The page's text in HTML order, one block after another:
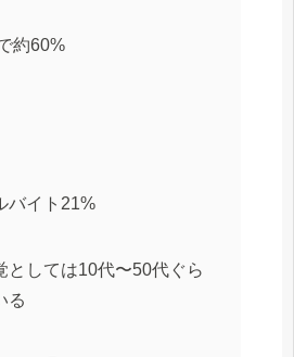
約60%
バイト21%
としては10代〜50代ぐら
る